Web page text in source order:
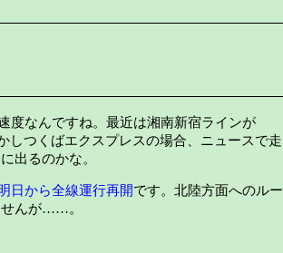
度なんですね。最近は湘南新宿ラインが
しつくばエクスプレスの場合、ニュースで走
出るのかな。
日から全線運行再開です。北陸方面へのルー
せんが……。